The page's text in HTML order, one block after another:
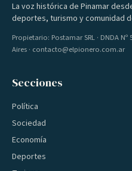
La voz histórica de Pinamar
deportes, turismo y comunidad
Propietario: Postamar SRL · DNDA
Aires · contacto@elpionero.com.ar
Secciones
Política
Sociedad
Economía
Deportes